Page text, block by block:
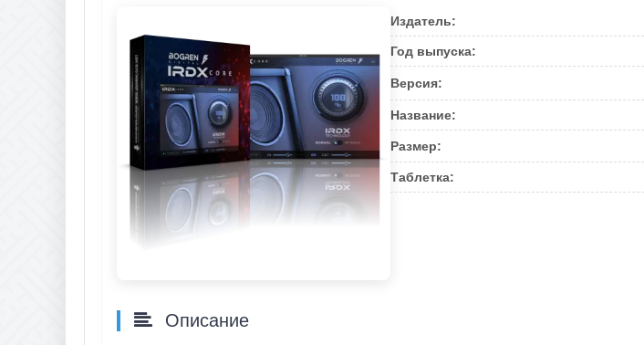
Издатель:
Год выпуска:
Версия:
Название:
Размер:
Таблетка:
Описание